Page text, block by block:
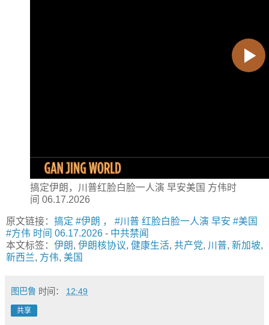
搞定伊朗，川普红脸白脸一人演 早安美国 方伟时
间 06.17.2026
原文链接： 搞定 #伊朗 ， #川普 红脸白脸一人演 早安 #美国
#方伟 时间 06.17.2026 - 中共禁闻
本文标签： 伊朗, 伊朗核协议, 健康生活, 共产党, 川普, 新加坡,
新西兰, 方伟, 美国
图巴鲁 时间： 12:49
共享